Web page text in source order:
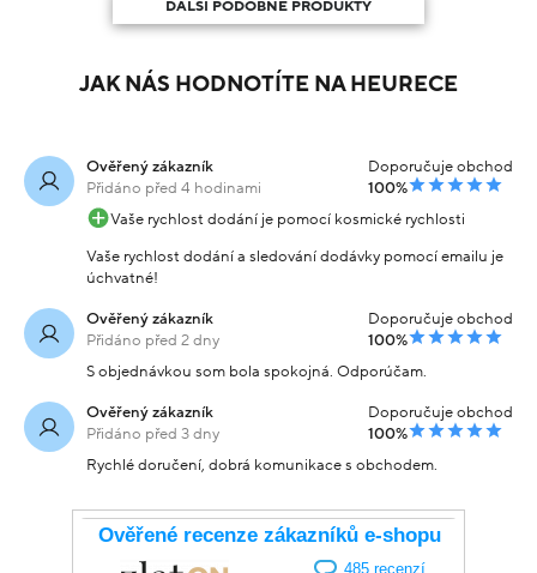
DALŠÍ PODOBNÉ PRODUKTY
JAK NÁS HODNOTÍTE NA HEURECE
Ověřený zákazník
Přidáno před 4 hodinami
Doporučuje obchod
100%
Vaše rychlost dodání je pomocí kosmické rychlosti
Vaše rychlost dodání a sledování dodávky pomocí emailu je
úchvatné!
Ověřený zákazník
Přidáno před 2 dny
Doporučuje obchod
100%
S objednávkou som bola spokojná. Odporúčam.
Ověřený zákazník
Přidáno před 3 dny
Doporučuje obchod
100%
Rychlé doručení, dobrá komunikace s obchodem.